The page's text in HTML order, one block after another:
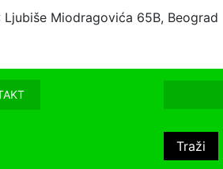
Ljubiše Miodragovića 65B, Beograd